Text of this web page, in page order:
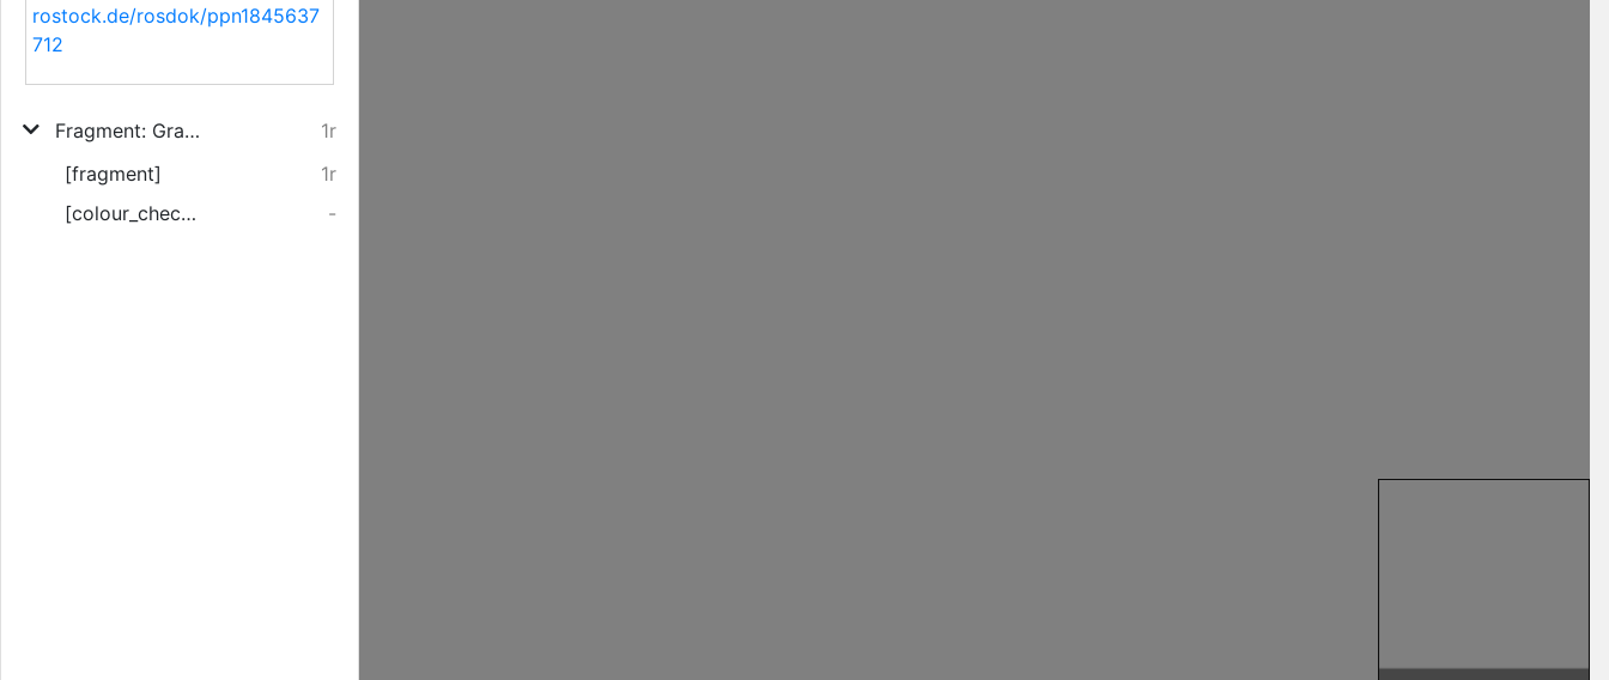
rostock.de/rosdok/ppn1845637
712
Fragment: Graduale
1r
[fragment]
1r
[colour_checker]
-